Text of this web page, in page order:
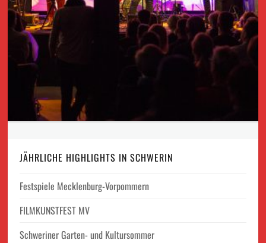
JÄHRLICHE HIGHLIGHTS IN SCHWERIN
Festspiele Mecklenburg-Vorpommern
FILMKUNSTFEST MV
Schweriner Garten- und Kultursommer